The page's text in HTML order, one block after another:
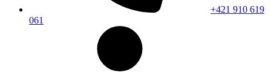
+421 910 619
061